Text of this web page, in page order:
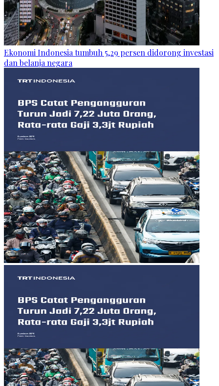
Ekonomi Indonesia tumbuh 5,29 persen didorong investasi
dan belanja negara